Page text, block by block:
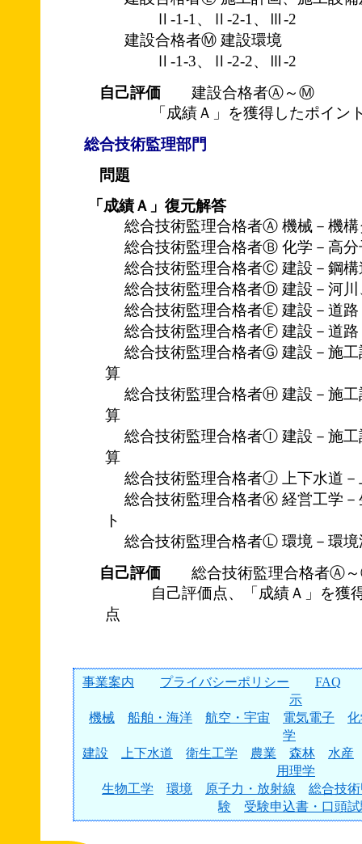
Ⅱ-1-1、Ⅱ-2-1、Ⅲ-2
建設合格者Ⓜ 建設環境
Ⅱ-1-3、Ⅱ-2-2、Ⅲ-2
自己評価 建設合格者Ⓐ～Ⓜ
「成績Ａ」を獲得したポイン
総合技術監理部門
問題
「成績Ａ」復元解答
総合技術監理合格者Ⓐ 機械－機構
総合技術監理合格者Ⓑ 化学－高分
総合技術監理合格者Ⓒ 建設－鋼構
総合技術監理合格者Ⓓ 建設－河川
総合技術監理合格者Ⓔ 建設－道路
総合技術監理合格者Ⓕ 建設－道路
総合技術監理合格者Ⓖ 建設－施工
算
総合技術監理合格者Ⓗ 建設－施工
算
総合技術監理合格者Ⓘ 建設－施工
算
総合技術監理合格者Ⓙ 上下水道－
総合技術監理合格者Ⓚ 経営工学－
ト
総合技術監理合格者Ⓛ 環境－環境
自己評価 総合技術監理合格者Ⓐ
自己評価点、「成績Ａ」を獲得
点
事業案内 プライバシーポリシー
FAQ
示
機械
船舶・海洋 航空・宇宙 電気電子
学
建設
上下水道 衛生工学 農業 森林
水産
用理学
生物工学
環境 原子力・放射線
総合技
験
受験申込書・口頭